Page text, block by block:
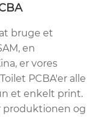
bruge et
en
er vores
PCBA'er alle
et enkelt print.
produktionen og